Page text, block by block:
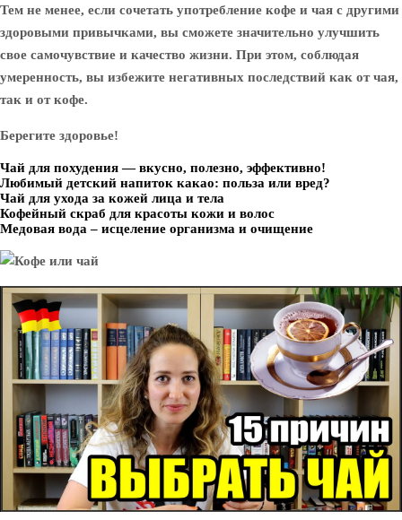
Тем не менее, если сочетать употребление кофе и чая с другими
здоровыми привычками, вы сможете значительно улучшить
свое самочувствие и качество жизни. При этом, соблюдая
умеренность, вы избежите негативных последствий как от чая,
так и от кофе.
Берегите здоровье!
Чай для похудения — вкусно, полезно, эффективно!
Любимый детский напиток какао: польза или вред?
Чай для ухода за кожей лица и тела
Кофейный скраб для красоты кожи и волос
Медовая вода – исцеление организма и очищение